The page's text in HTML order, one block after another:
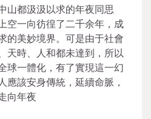
山都汲汲以求的年夜同思
空一向彷徨了二千余年，成
的美妙境界。可是由于社會
天時、人和都未達到，所以
球一體化，有了實現這一幻
應該安身傳統，延續命脈，
向年夜